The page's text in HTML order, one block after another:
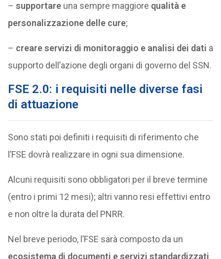
– supportareuna sempre maggiore qualità e
personalizzazione delle cure;
– creare servizi di monitoraggio e analisi dei dati a
supporto dell’azione degli organi di governo del SSN.
FSE 2.0: i requisiti nelle diverse fasi
di attuazione
Sono stati poi definiti i requisiti di riferimento che
l’FSE dovrà realizzare in ogni sua dimensione.
Alcuni requisiti sono obbligatori per il breve termine
(entro i primi 12 mesi); altri vanno resi effettivi entro
e non oltre la durata del PNRR.
Nel breve periodo, l’FSE sarà composto da un
ecosistema di documenti e servizi standardizzati